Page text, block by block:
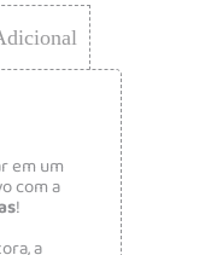
em um
com a
!
a